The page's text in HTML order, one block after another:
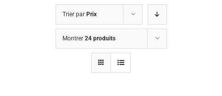
Trier par Prix
Montrer 24 produits